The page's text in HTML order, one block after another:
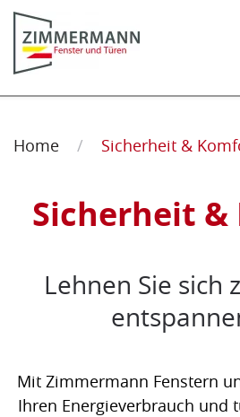
Zum Hauptinhalt springen
Home Sicherheit &
Sicherheit
Lehnen Sie sich
Mit Zimmermann Fenstern
Ihren Energieverbrauch und